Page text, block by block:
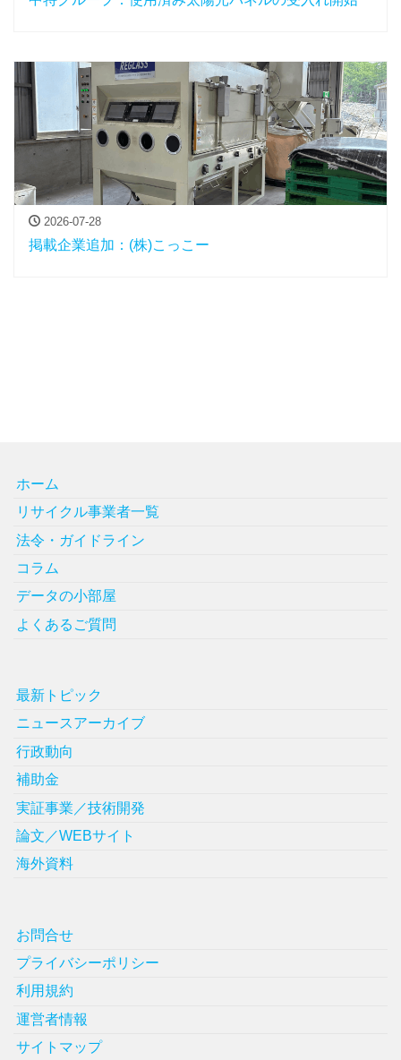
2026-07-28
掲載企業追加：(株)こっこー
ホーム
リサイクル事業者一覧
法令・ガイドライン
コラム
データの小部屋
よくあるご質問
最新トピック
ニュースアーカイブ
行政動向
補助金
実証事業／技術開発
論文／WEBサイト
海外資料
お問合せ
プライバシーポリシー
利用規約
運営者情報
サイトマップ